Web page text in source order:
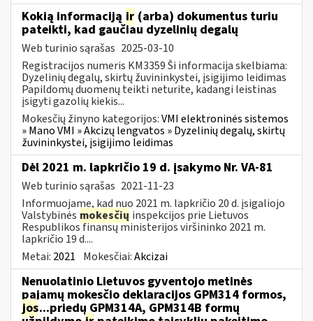
Kokią informaciją ir (arba) dokumentus turiu
pateikti, kad gaučiau dyzelinių degalų
Web turinio sąrašas 2025-03-10
Registracijos numeris KM3359 Ši informacija skelbiama:
Dyzelinių degalų, skirtų žuvininkystei, įsigijimo leidimas
Papildomų duomenų teikti neturite, kadangi leistinas
įsigyti gazolių kiekis...
Mokesčių žinyno kategorijos:VMI elektroninės sistemos
» Mano VMI » Akcizų lengvatos » Dyzelinių degalų, skirtų
žuvininkystei, įsigijimo leidimas
Dėl 2021 m. lapkričio 19 d. įsakymo Nr. VA-81
Web turinio sąrašas 2021-11-23
Informuojame, kad nuo 2021 m. lapkričio 20 d. įsigaliojo
Valstybinės mokesčių inspekcijos prie Lietuvos
Respublikos finansų ministerijos viršininko 2021 m.
lapkričio 19 d....
Metai: 2021 Mokesčiai:Akcizai
Nenuolatinio Lietuvos gyventojo metinės
pajamų mokesčio deklaracijos GPM314 formos,
jos...priedų GPM314A, GPM314B formų